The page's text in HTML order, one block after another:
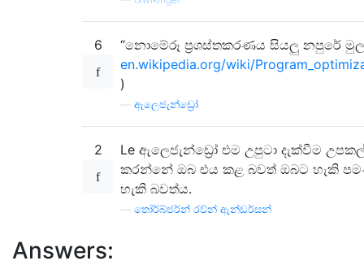
6
“නොමේරූ ප්‍රශස්තකරණය සියලු නපුරේ
en.wikipedia.org/wiki/
)
ඇලෙජැන්ඩ්‍රෝ
2
Le ඇලෙජැන්ඩ්‍රෝ එම උපුටා දැක්වීම
කරන්නේ ඔබ එය කළ බවත් ඔබට හැකි
හැකි බවත්ය.
තෝර්බ්ජර්න් රව්න් ඇන්ඩර්සන්
Answers: